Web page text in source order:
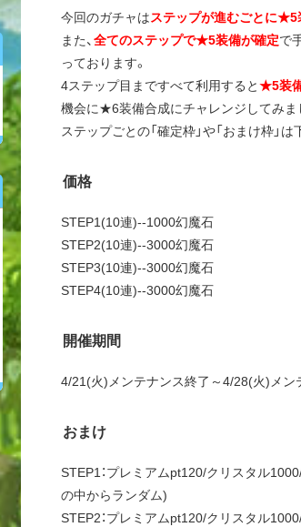
今回のガチャはステップが進むごとに★5
また、全てのステップで★5装備が確定で
っております。
4ステップ目まですべて利用すると★5装
機会に★6装備合成にチャレンジしてみま
ステップごとの「確定枠」や「おまけ枠」
価格
STEP1(10連)--1000幻魔石
STEP2(10連)--3000幻魔石
STEP3(10連)--3000幻魔石
STEP4(10連)--3000幻魔石
開催期間
4/21(火)メンテナンス終了～4/28(火)メン
おまけ
STEP1：プレミアムpt120/クリスタル
の中からランダム)
STEP2：プレミアムpt120/クリスタル